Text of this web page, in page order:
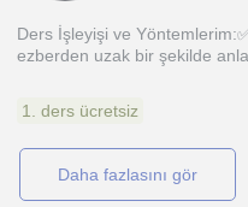
Ders İşleyişi ve
ezberden uzak bir şekilde
1. ders ücretsiz
daha fazlasını gör